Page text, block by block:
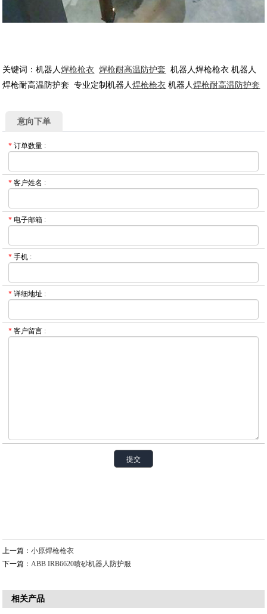
关键词：机器人焊枪枪衣 焊枪耐高温防护套 机器人焊枪枪衣 机器人
焊枪耐高温防护套 专业定制机器人焊枪枪衣 机器人焊枪耐高温防护套
意向下单
* 订单数量 :
* 客户姓名 :
* 电子邮箱 :
* 手机 :
* 详细地址 :
* 客户留言 :
上一篇：小原焊枪枪衣
下一篇：ABB IRB6620喷砂机器人防护服
相关产品